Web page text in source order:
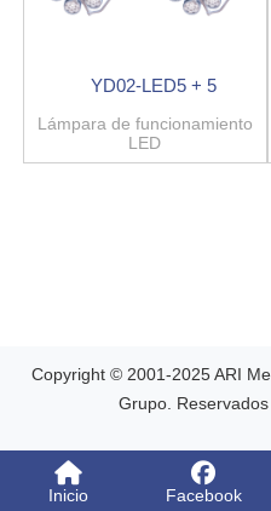
YD02-LED5 + 5
Lámpara de funcionamiento
LED
Copyright © 2001-2025 ARI
Grupo.
Inicio Facebook